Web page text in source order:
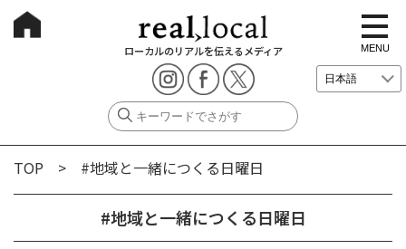
ローカルのリアルを伝えるメディア
t
o
g
g
e
i
i
MENU
TOP > #地域と一緒につくる日曜日
#地域と一緒につくる日曜日